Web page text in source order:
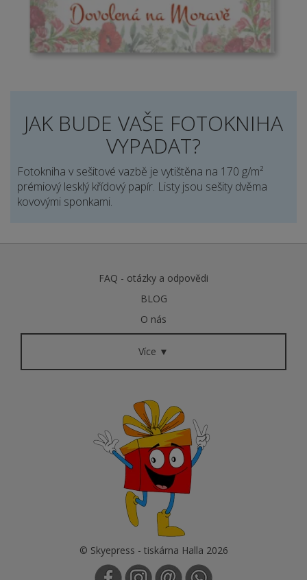
JAK BUDE VAŠE FOTOKNIHA
VYPADAT?
Fotokniha v sešitové vazbě je vytištěna na 170 g/m²
prémiový lesklý křídový papír. Listy jsou sešity dvěma
kovovými sponkami.
FAQ - otázky a odpovědi
BLOG
O nás
Více ▼
© Skyepress - tiskárna Halla 2026